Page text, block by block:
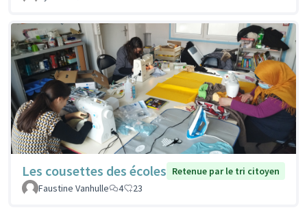
Les cousettes des écoles Retenue par le tri citoyen
Faustine Vanhulle
4 23